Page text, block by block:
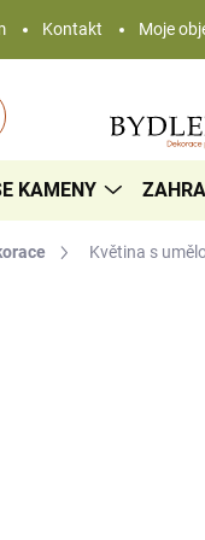
Kontakt Moje
KAMENY
Květina s